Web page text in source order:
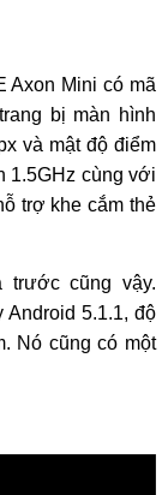
Axon Mini có mã
bị màn hình
và mật độ điểm
1.5GHz cùng với
trợ khe cắm thẻ
trước cũng vậy.
Android 5.1.1, độ
Nó cũng có một